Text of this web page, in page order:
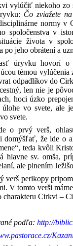
vylúčiť niekoho zo
Čo zviažete
normy v
spoločenstva v
života v
po jeho obrátení a
úryvku hovorí o
témou
odpadlíkov do
len nie je
hoci úzko
vo svete, ale
svete.
o prvý verš,
domýšľať, že ide o
teda kvôli
hlavne sv. omša,
ale plnením
verš perikopy
V tomto verši
charakteru Cirkvi –
podľa: http://